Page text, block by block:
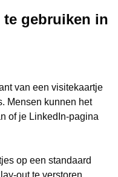
te gebruiken in
van een visitekaartje
Mensen kunnen het
of je LinkedIn-pagina
op een standaard
out te verstoren.